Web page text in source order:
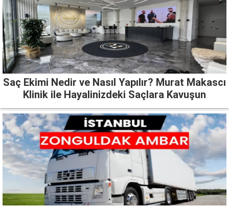
Saç Ekimi Nedir ve Nasıl Yapılır? Murat Makascı
Klinik ile Hayalinizdeki Saçlara Kavuşun